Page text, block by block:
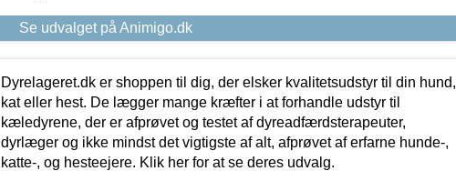
Se udvalget på Animigo.dk
Dyrelageret.dk er shoppen til dig, der elsker kvalitetsudstyr til din hund,
kat eller hest. De lægger mange kræfter i at forhandle udstyr til
kæledyrene, der er afprøvet og testet af dyreadfærdsterapeuter,
dyrlæger og ikke mindst det vigtigste af alt, afprøvet af erfarne hunde-,
katte-, og hesteejere. Klik her for at se deres udvalg.